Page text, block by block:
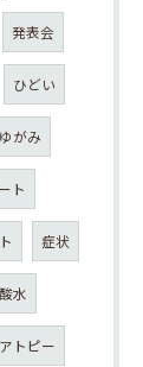
発表会
ひどい
ゆがみ
ト
症状
水
アトピー